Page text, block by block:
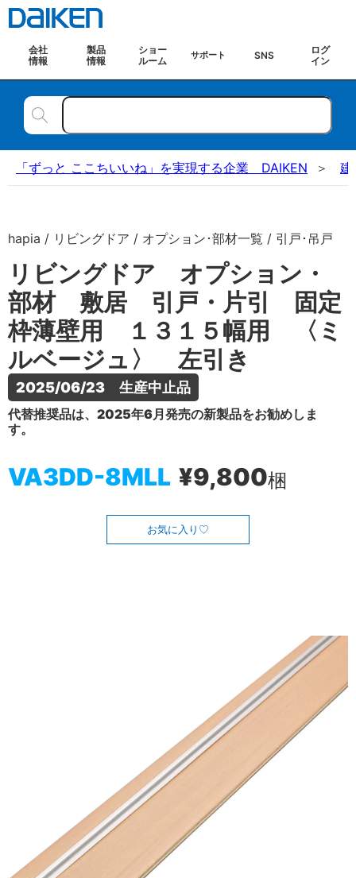
会社
情報
製品
情報
ショー
ルーム
サポート SNS
ログ
イン
「ずっと ここちいいね」を実現する企業 DAIKEN 建
hapia / リビングドア / オプション･部材一覧 / 引戸･吊戸
リビングドア オプション・
部材 敷居 引戸・片引 固定
枠薄壁用 １３１５幅用 〈ミ
ルベージュ〉 左引き
2025/06/23　生産中止品
代替推奨品は、2025年6月発売の新製品をお勧めしま
す。
VA3DD-8MLL ¥9,800梱
お気に入り